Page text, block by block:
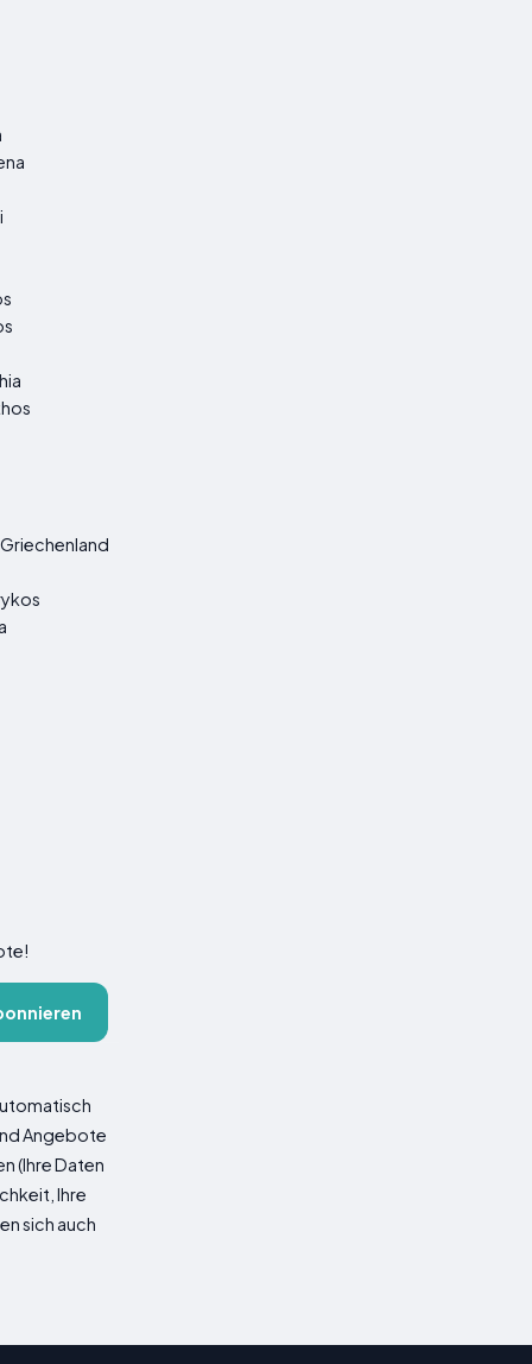
Angebote
(Ihre Daten
Ihre
sich auch